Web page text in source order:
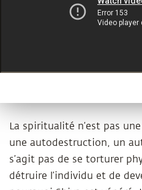
La spiritualité n’est pas
une autodestruction, un
s’agit pas de se torturer
détruire l’individu et de